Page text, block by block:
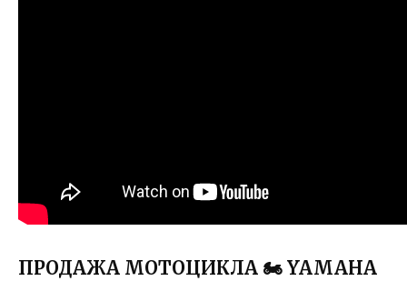
ПРОДАЖА МОТОЦИКЛА 🏍️ YAMAHA